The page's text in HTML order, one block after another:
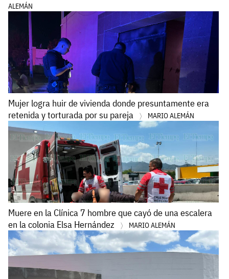
ALEMÁN
Mujer logra huir de vivienda donde presuntamente era
retenida y torturada por su pareja
MARIO ALEMÁN
Muere en la Clínica 7 hombre que cayó de una escalera
en la colonia Elsa Hernández
MARIO ALEMÁN